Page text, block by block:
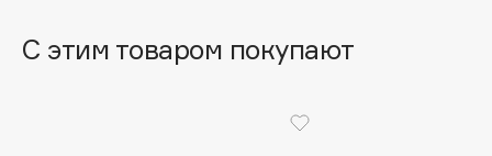
Beautyblades
НОВИНКА
С этим товаром покупают